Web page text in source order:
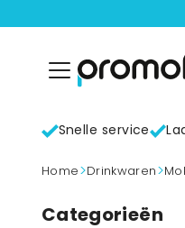
Snelle service
home> Drinkwaren>
Categorieën